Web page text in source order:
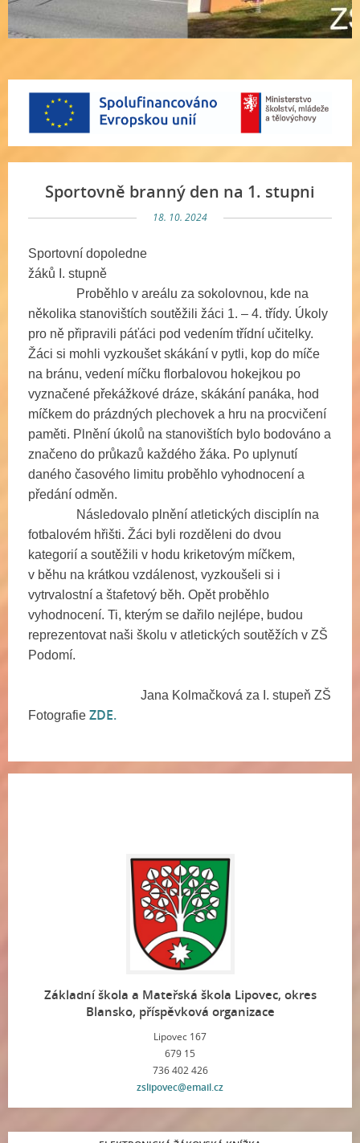
Sportovně branný den na 1. stupni
18. 10. 2024
Sportovní dopoledne
žáků I. stupně
Proběhlo v areálu za sokolovnou, kde na
několika stanovištích soutěžili žáci 1. – 4. třídy. Úkoly
pro ně připravili páťáci pod vedením třídní učitelky.
Žáci si mohli vyzkoušet skákání v pytli, kop do míče
na bránu, vedení míčku florbalovou hokejkou po
vyznačené překážkové dráze, skákání panáka, hod
míčkem do prázdných plechovek a hru na procvičení
paměti. Plnění úkolů na stanovištích bylo bodováno a
značeno do průkazů každého žáka. Po uplynutí
daného časového limitu proběhlo vyhodnocení a
předání odměn.
Následovalo plnění atletických disciplín na
fotbalovém hřišti. Žáci byli rozděleni do dvou
kategorií a soutěžili v hodu kriketovým míčkem,
v běhu na krátkou vzdálenost, vyzkoušeli si i
vytrvalostní a štafetový běh. Opět proběhlo
vyhodnocení. Ti, kterým se dařilo nejlépe, budou
reprezentovat naši školu v atletických soutěžích v ZŠ
Podomí.
Jana Kolmačková za I. stupeň ZŠ
Fotografie ZDE.
Základní škola a Mateřská škola Lipovec, okres
Blansko, příspěvková organizace
Lipovec 167
679 15
736 402 426
zslipovec@email.cz